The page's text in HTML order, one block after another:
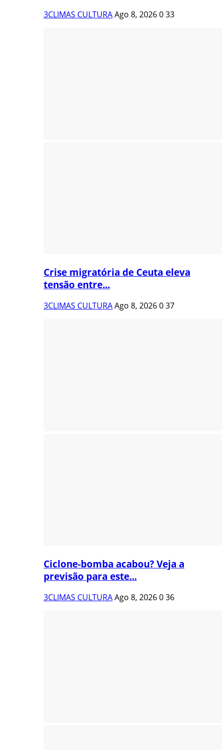
3CLIMAS CULTURAAgo 8, 2026033
Crise migratória de Ceuta eleva
tensão entre...
3CLIMAS CULTURAAgo 8, 2026037
Ciclone-bomba acabou? Veja a
previsão para este...
3CLIMAS CULTURAAgo 8, 2026036